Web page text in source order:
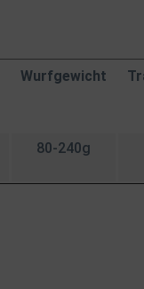
Wurfgewicht
80-240g